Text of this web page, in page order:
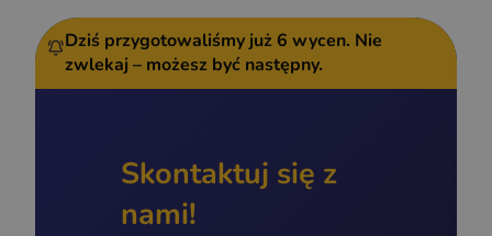
Dziś przygotowaliśmy już 6 wycen. Nie
zwlekaj – możesz być następny.
Skontaktuj się z
nami!